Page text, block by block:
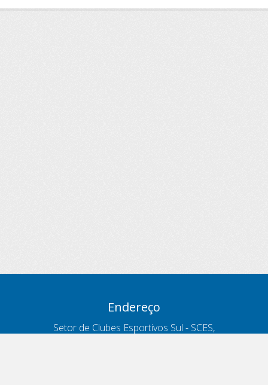
Endereço
Setor de Clubes Esportivos Sul - SCES,